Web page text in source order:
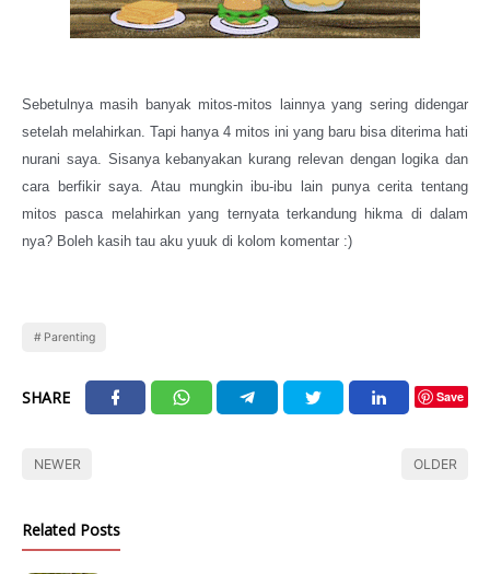
Sebetulnya masih banyak mitos-mitos lainnya yang sering didengar
setelah melahirkan. Tapi hanya 4 mitos ini yang baru bisa diterima hati
nurani saya. Sisanya kebanyakan kurang relevan dengan logika dan
cara berfikir saya. Atau mungkin ibu-ibu lain punya cerita tentang
mitos pasca melahirkan yang ternyata terkandung hikma di dalam
nya? Boleh kasih tau aku yuuk di kolom komentar :)
Parenting
SHARE Save
NEWER OLDER
Related Posts